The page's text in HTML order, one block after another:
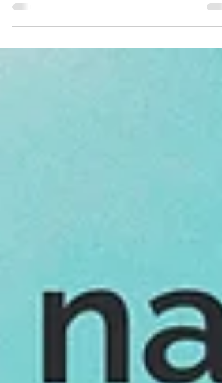
que todo nace, crece y muere, en un...